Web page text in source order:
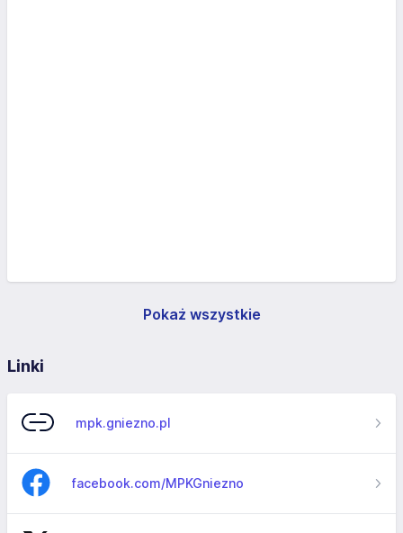
Pokaż wszystkie
Linki
mpk.gniezno.pl
facebook.com/MPKGniezno